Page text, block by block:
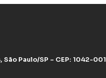
Paulo/SP – CEP: 1042-001